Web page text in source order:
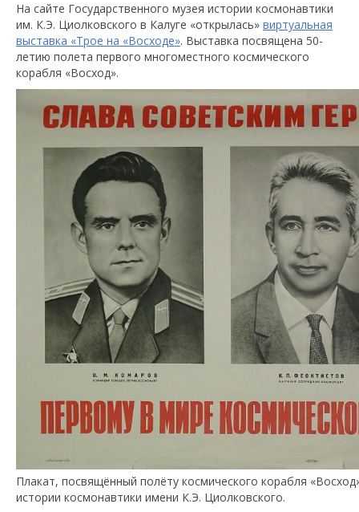
На сайте Государственного музея истории космонавтики
им. К.Э. Циолковского в Калуге «открылась» виртуальная
выставка «Трое на «Восходе». Выставка посвящена 50-
летию полета первого многоместного космического
корабля «Восход».
Плакат, посвящённый полёту космического корабля
истории космонавтики имени К.Э. Циолковского.